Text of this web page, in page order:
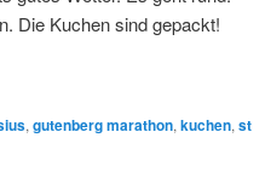
Die Kuchen sind gepackt!
, gutenberg marathon, kuchen, st